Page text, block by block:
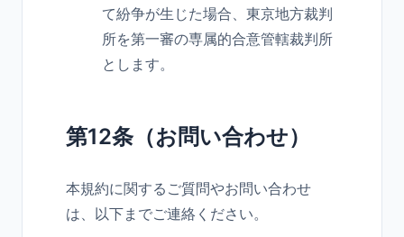
て紛争が生じた場合、東京地方裁判
所を第一審の専属的合意管轄裁判所
とします。
第12条（お問い合わせ）
本規約に関するご質問やお問い合わせ
は、以下までご連絡ください。